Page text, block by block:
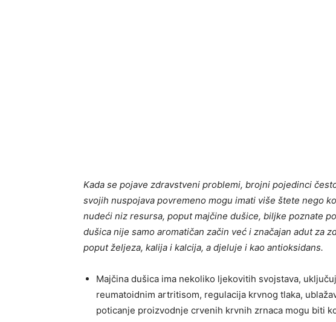
Kada se pojave zdravstveni problemi, brojni pojedinci
svojih nuspojava povremeno mogu imati više štete nego
nudeći niz resursa, poput majčine dušice, biljke poznate
dušica nije samo aromatičan začin već i značajan adut za
poput željeza, kalija i kalcija, a djeluje i kao antioksidans.
Majčina dušica ima nekoliko ljekovitih svojstava,
reumatoidnim artritisom, regulacija krvnog tlaka,
poticanje proizvodnje crvenih krvnih zrnaca mogu biti